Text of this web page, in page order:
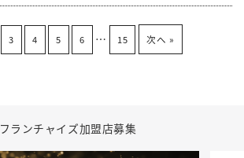
3 4 5 6 … 15 次へ »
フランチャイズ加盟店募集